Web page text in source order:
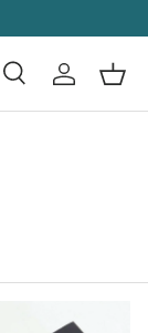
Recherche
Se